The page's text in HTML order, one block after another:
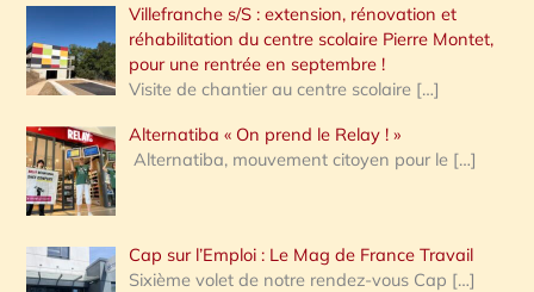
Villefranche s/S : extension, rénovation et
réhabilitation du centre scolaire Pierre Montet,
pour une rentrée en septembre !
Visite de chantier au centre scolaire […]
Alternatiba « On prend le Relay ! »
Alternatiba, mouvement citoyen pour le […]
Cap sur l’Emploi : Le Mag de France Travail
Sixième volet de notre rendez-vous Cap […]